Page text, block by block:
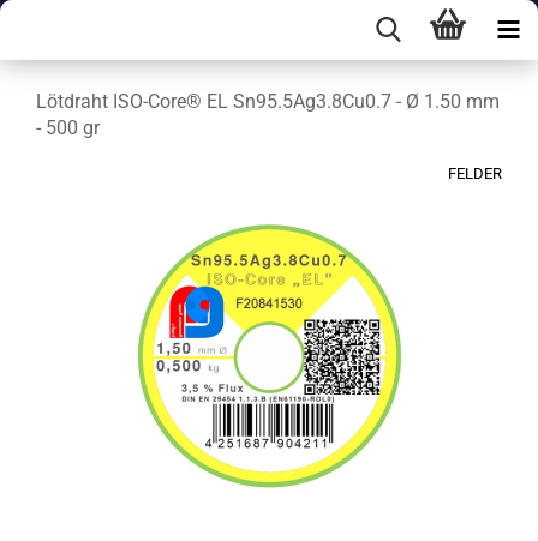
Lötdraht ISO-Core® EL Sn95.5Ag3.8Cu0.7 - Ø 1.50 mm
- 500 gr
FELDER